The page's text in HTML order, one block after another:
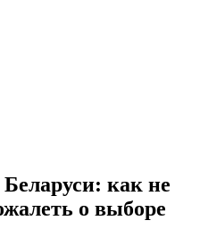
как не
о выборе